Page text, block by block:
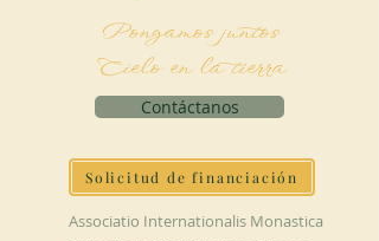
Pongamos juntos
Cielo en la tierra
Contáctanos
Solicitud de financiación
Associatio Internationalis Monastica